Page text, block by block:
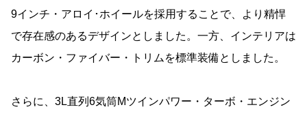
9インチ・アロイ･ホイールを採用することで、より精悍
で存在感のあるデザインとしました。一方、インテリアは
カーボン・ファイバー・トリムを標準装備としました。
さらに、3L直列6気筒Mツインパワー・ターボ・エンジン